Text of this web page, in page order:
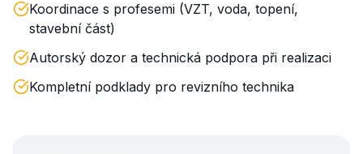
Koordinace s profesemi (VZT, voda, topení,
stavební část)
Autorský dozor a technická podpora při realizaci
Kompletní podklady pro revizního technika